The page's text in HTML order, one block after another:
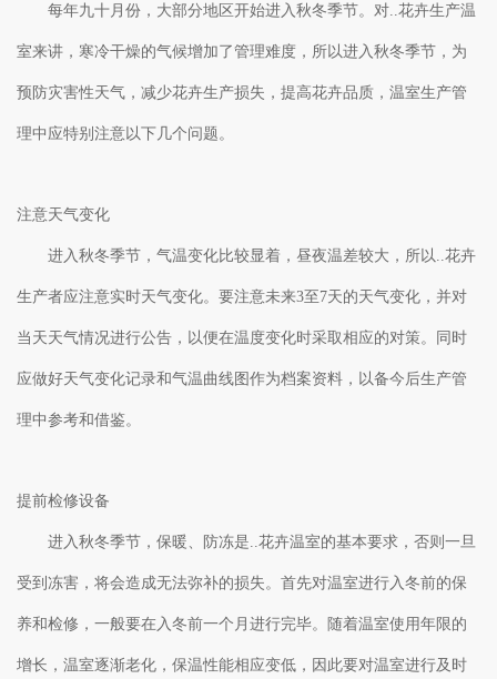
每年九十月份，大部分地区开始进入秋冬季节。对..花卉生产温
室来讲，寒冷干燥的气候增加了管理难度，所以进入秋冬季节，为
预防灾害性天气，减少花卉生产损失，提高花卉品质，温室生产管
理中应特别注意以下几个问题。
注意天气变化
进入秋冬季节，气温变化比较显着，昼夜温差较大，所以..花卉
生产者应注意实时天气变化。要注意未来3至7天的天气变化，并对
当天天气情况进行公告，以便在温度变化时采取相应的对策。同时
应做好天气变化记录和气温曲线图作为档案资料，以备今后生产管
理中参考和借鉴。
提前检修设备
进入秋冬季节，保暖、防冻是..花卉温室的基本要求，否则一旦
受到冻害，将会造成无法弥补的损失。首先对温室进行入冬前的保
养和检修，一般要在入冬前一个月进行完毕。随着温室使用年限的
增长，温室逐渐老化，保温性能相应变低，因此要对温室进行及时